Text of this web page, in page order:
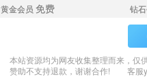
黄金会员 免费 钻
本站资源均为网友收集整理而来，仅
赞助不支持退款，谢谢合作!
客服